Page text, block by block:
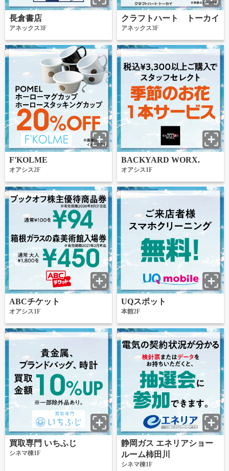
長倉書店
アネックス3F
クラフトハート トーカイ
アネックス3F
F'KOLME
オアシス2F
BACKYARD WORX.
オアシス1F
ABCチケット
オアシス1F
UQスポット
本館2F
買取専門 いちふじ
シネマ棟1F
静岡ガス エネリアショー
ルーム柿田川
シネマ棟1F